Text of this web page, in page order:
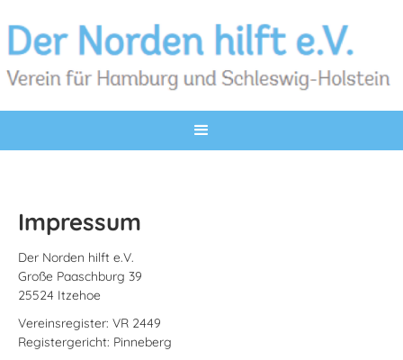
Impressum
Der Norden hilft e.V.
Große Paaschburg 39
25524 Itzehoe
Vereinsregister: VR 2449
Registergericht: Pinneberg